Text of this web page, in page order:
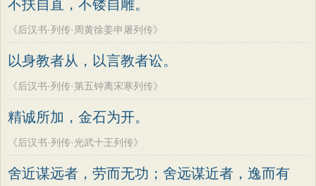
不扶自直，不镂自雕。
《后汉书·列传·周黄徐姜申屠列传》
以身教者从，以言教者讼。
《后汉书·列传·第五钟离宋寒列传》
精诚所加，金石为开。
《后汉书·列传·光武十王列传》
舍近谋远者，劳而无功；舍远谋近者，逸而有